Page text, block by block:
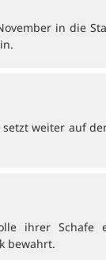
in die
setzt weiter auf
ihrer Schafe
bewahrt.